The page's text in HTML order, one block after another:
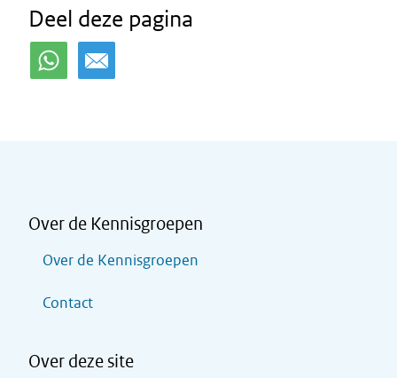
Deel deze pagina
Over de Kennisgroepen
Over de Kennisgroepen
Contact
Over deze site